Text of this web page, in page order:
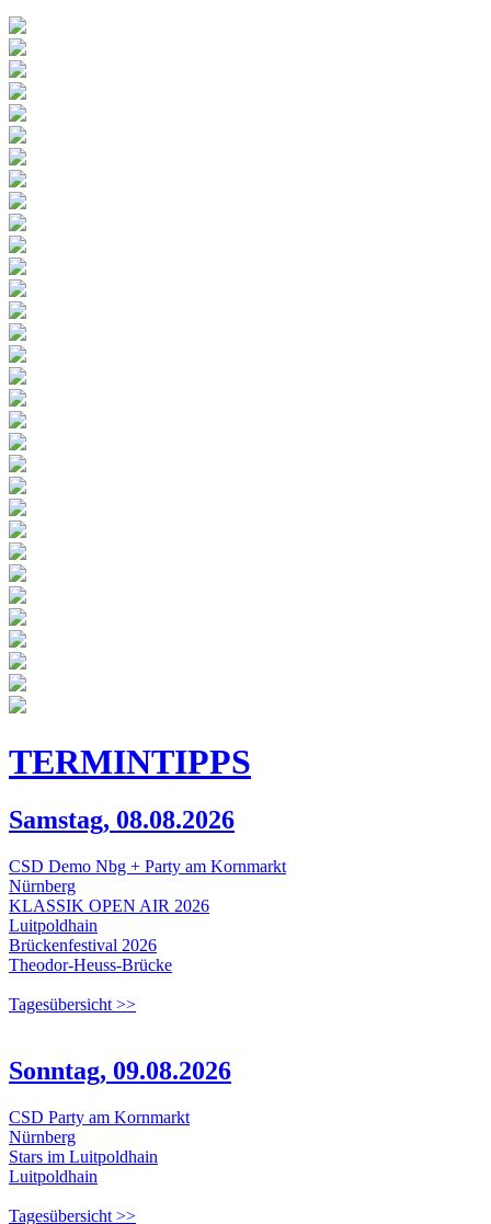
TERMINTIPPS
Samstag, 08.08.2026
CSD Demo Nbg + Party am Kornmarkt
Nürnberg
KLASSIK OPEN AIR 2026
Luitpoldhain
Brückenfestival 2026
Theodor-Heuss-Brücke
Tagesübersicht >>
Sonntag, 09.08.2026
CSD Party am Kornmarkt
Nürnberg
Stars im Luitpoldhain
Luitpoldhain
Tagesübersicht >>